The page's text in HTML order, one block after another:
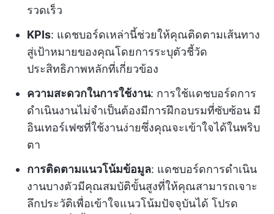
รวดเร็ว
KPIs: แดชบอร์ดเหล่านี้ช่วยให้คุณติดตามเส้นทาง
สู่เป้าหมายของคุณโดยการระบุตัวชี้วัด
ประสิทธิภาพหลักที่เกี่ยวข้อง
ความสะดวกในการใช้งาน: การใช้แดชบอร์ดการ
ดำเนินงานไม่จำเป็นต้องมีการฝึกอบรมที่ซับซ้อน มี
อินเทอร์เฟซที่ใช้งานง่ายซึ่งคุณจะเข้าใจได้ในพริบ
ตา
การติดตามแนวโน้มข้อมูล: แดชบอร์ดการดำเนิน
งานบางตัวมีคุณสมบัติขั้นสูงที่ให้คุณสามารถเจาะ
ลึกประวัติเพื่อเข้าใจแนวโน้มปัจจุบันได้ โปรด